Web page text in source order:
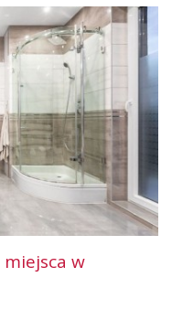
miejsca w